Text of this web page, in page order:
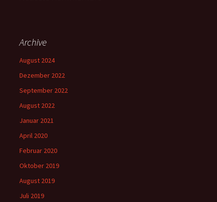
Archive
August 2024
Dezember 2022
September 2022
August 2022
Januar 2021
April 2020
Februar 2020
Oktober 2019
August 2019
Juli 2019